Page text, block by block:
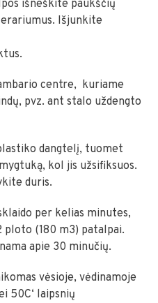
išneškite paukščių
Išjunkite
centre, kuriame
pvz. ant stalo uždengto
dangtelį, tuomet
kol jis užsifiksuos.
duris.
per kelias minutes,
ploto (180 m3) patalpai.
apie 30 minučių.
vėsioje, vėdinamoje
50C‘ laipsnių